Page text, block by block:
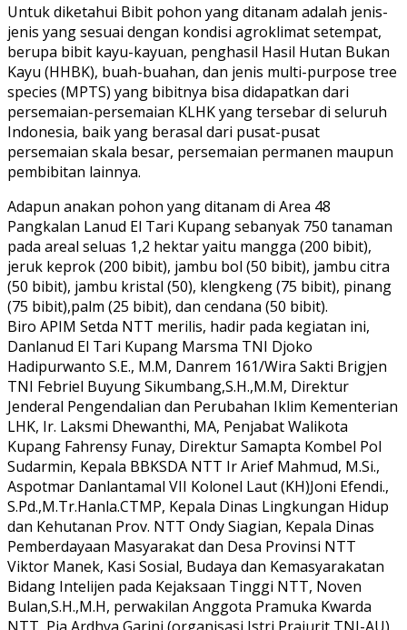
Untuk diketahui Bibit pohon yang ditanam adalah jenis-
jenis yang sesuai dengan kondisi agroklimat setempat,
berupa bibit kayu-kayuan, penghasil Hasil Hutan Bukan
Kayu (HHBK), buah-buahan, dan jenis multi-purpose tree
species (MPTS) yang bibitnya bisa didapatkan dari
persemaian-persemaian KLHK yang tersebar di seluruh
Indonesia, baik yang berasal dari pusat-pusat
persemaian skala besar, persemaian permanen maupun
pembibitan lainnya.
Adapun anakan pohon yang ditanam di Area 48
Pangkalan Lanud El Tari Kupang sebanyak 750 tanaman
pada areal seluas 1,2 hektar yaitu mangga (200 bibit),
jeruk keprok (200 bibit), jambu bol (50 bibit), jambu citra
(50 bibit), jambu kristal (50), klengkeng (75 bibit), pinang
(75 bibit),palm (25 bibit), dan cendana (50 bibit).
Biro APIM Setda NTT merilis, hadir pada kegiatan ini,
Danlanud El Tari Kupang Marsma TNI Djoko
Hadipurwanto S.E., M.M, Danrem 161/Wira Sakti Brigjen
TNI Febriel Buyung Sikumbang,S.H.,M.M, Direktur
Jenderal Pengendalian dan Perubahan Iklim Kementerian
LHK, Ir. Laksmi Dhewanthi, MA, Penjabat Walikota
Kupang Fahrensy Funay, Direktur Samapta Kombel Pol
Sudarmin, Kepala BBKSDA NTT Ir Arief Mahmud, M.Si.,
Aspotmar Danlantamal VII Kolonel Laut (KH)Joni Efendi.,
S.Pd.,M.Tr.Hanla.CTMP, Kepala Dinas Lingkungan Hidup
dan Kehutanan Prov. NTT Ondy Siagian, Kepala Dinas
Pemberdayaan Masyarakat dan Desa Provinsi NTT
Viktor Manek, Kasi Sosial, Budaya dan Kemasyarakatan
Bidang Intelijen pada Kejaksaan Tinggi NTT, Noven
Bulan,S.H.,M.H, perwakilan Anggota Pramuka Kwarda